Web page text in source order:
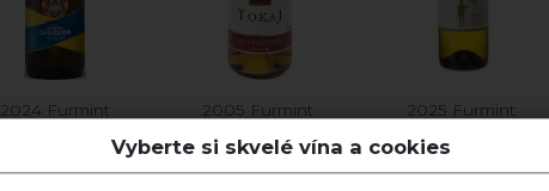
2024 Furmint 2005 Furmint 2025 Furmint
Vyberte si skvelé vína a cookies